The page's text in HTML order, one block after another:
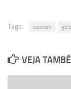
Tags: capcom
VEJA